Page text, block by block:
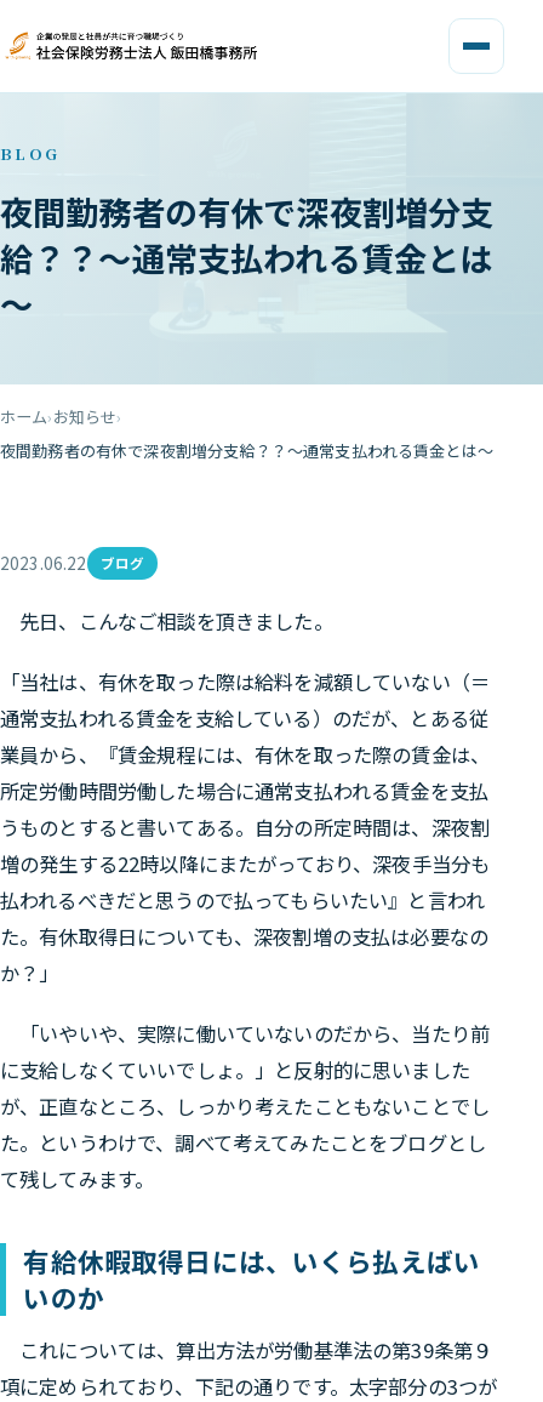
BLOG
夜間勤務者の有休で深夜割増分支
給？？～通常支払われる賃金とは
～
ホーム お知らせ
夜間勤務者の有休で深夜割増分支給？？～通常支払われる賃金とは～
2023.06.22 ブログ
先日、こんなご相談を頂きました。
「当社は、有休を取った際は給料を減額していない（＝
通常支払われる賃金を支給している）のだが、とある従
業員から、『賃金規程には、有休を取った際の賃金は、
所定労働時間労働した場合に通常支払われる賃金を支払
うものとすると書いてある。自分の所定時間は、深夜割
増の発生する22時以降にまたがっており、深夜手当分も
払われるべきだと思うので払ってもらいたい』と言われ
た。有休取得日についても、深夜割増の支払は必要なの
か？」
「いやいや、実際に働いていないのだから、当たり前
に支給しなくていいでしょ。」と反射的に思いました
が、正直なところ、しっかり考えたこともないことでし
た。というわけで、調べて考えてみたことをブログとし
て残してみます。
有給休暇取得日には、いくら払えばい
いのか
これについては、算出方法が労働基準法の第39条第９
項に定められており、下記の通りです。太字部分の3つが